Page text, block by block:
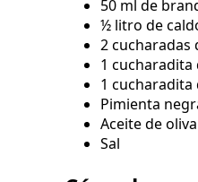
50 ml de
½ litro de
2 cucharadas
1
1
Pimienta
Aceite de
Sal